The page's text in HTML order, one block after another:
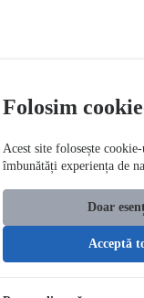
Folosim
Acest site folosește
îmbunătăți experiența de
Doar
Acceptă